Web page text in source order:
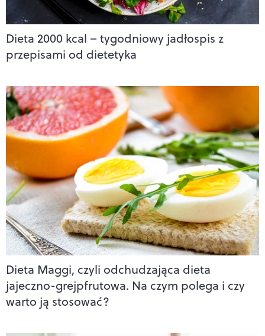
Dieta 2000 kcal – tygodniowy jadłospis z
przepisami od dietetyka
Dieta Maggi, czyli odchudzająca dieta
jajeczno-grejpfrutowa. Na czym polega i czy
warto ją stosować?